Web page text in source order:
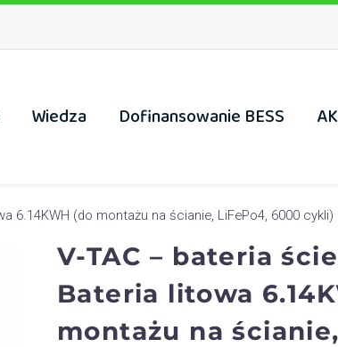
Wiedza Dofinansowanie BESS
6.14KWH (do montażu na ścianie, LiFePo4, 6000 cykli)
V-TAC – bateria
Bateria litowa
montażu na